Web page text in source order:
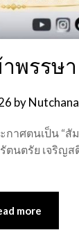
พรรษา
by
าศตนเป็น “
นตรัย เจริญ
more